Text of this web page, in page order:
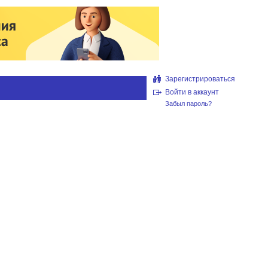
Зарегистрироваться
Войти в аккаунт
Забыл пароль?